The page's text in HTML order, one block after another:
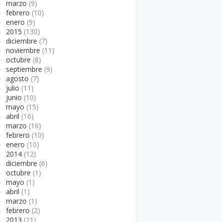
marzo (9)
febrero (10)
enero (9)
2015 (130)
diciembre (7)
noviembre (11)
octubre (8)
septiembre (9)
agosto (7)
julio (11)
junio (10)
mayo (15)
abril (16)
marzo (16)
febrero (10)
enero (10)
2014 (12)
diciembre (6)
octubre (1)
mayo (1)
abril (1)
marzo (1)
febrero (2)
2013 (21)